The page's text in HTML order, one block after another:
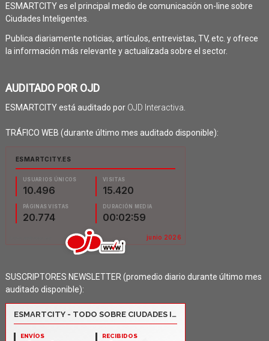
ESMARTCITY es el principal medio de comunicación on-line sobre
Ciudades Inteligentes.
Publica diariamente noticias, artículos, entrevistas, TV, etc. y ofrece
la información más relevante y actualizada sobre el sector.
AUDITADO POR OJD
ESMARTCITY está auditado por OJD Interactiva
TRÁFICO WEB (durante último mes auditado disponible):
SUSCRIPTORES NEWSLETTER (promedio diario durante último mes
auditado disponible):